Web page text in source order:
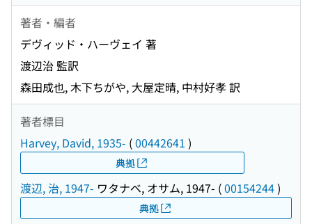
著者・編者
デヴィッド・ハーヴェイ 著
渡辺治 監訳
森田成也, 木下ちがや, 大屋定晴, 中村好孝 訳
著者標目
Harvey, David, 1935- (00442641 )
典拠
渡辺, 治, 1947- ワタナベ, オサム, 1947- (00154244)
典拠